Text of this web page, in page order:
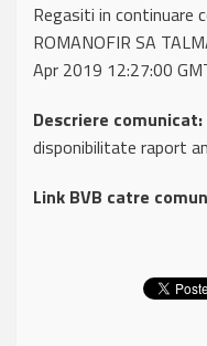
Regasiti in continuare
ROMANOFIR SA
Apr 2019 12:27:00
Descriere comunicat:
disponibilitate raport
Link BVB catre